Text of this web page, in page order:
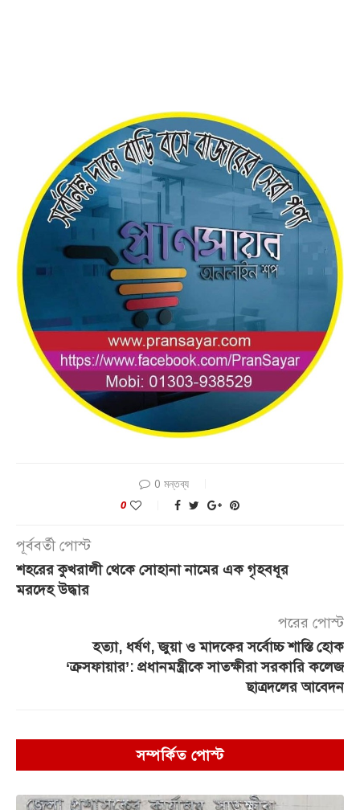
0 মন্তব্য
0
পূর্ববর্তী পোস্ট
শহরের কুখরালী থেকে সোহানা নামের এক গৃহবধূর
মরদেহ উদ্ধার
পরের পোস্ট
হত্যা, ধর্ষণ, জুয়া ও মাদকের সর্বোচ্চ শাস্তি হোক
‘ক্রসফায়ার’: প্রধানমন্ত্রীকে সাতক্ষীরা সরকারি কলেজ
ছাত্রদলের আবেদন
সম্পর্কিত পোস্ট